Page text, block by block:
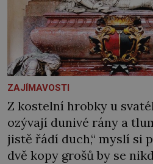
ZAJÍMAVOSTI
Z kostelní hrobky u
ozývají dunivé rány a
jistě řádí duch,“ myslí si
dvě kopy grošů by se